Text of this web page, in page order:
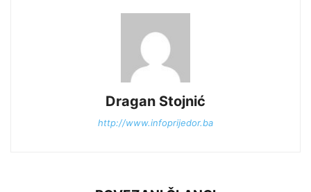
Dragan Stojnić
http://www.infoprijedor.ba